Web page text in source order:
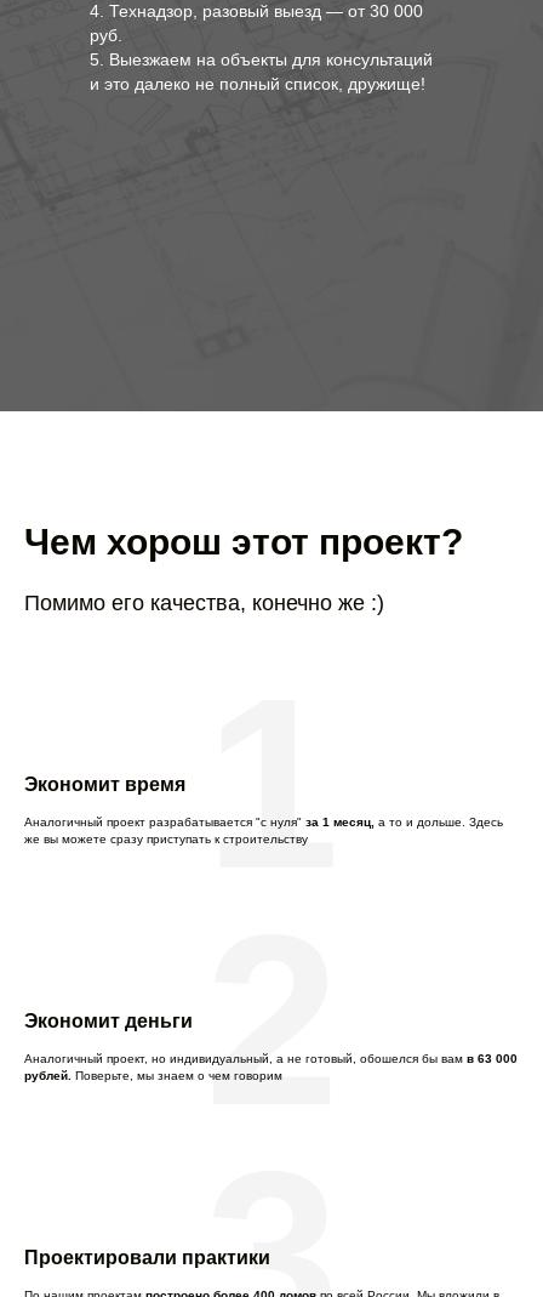
4. Технадзор, разовый выезд — от 30 000
руб.
5. Выезжаем на объекты для консультаций
и это далеко не полный список, дружище!
Чем хорош этот проект?
Помимо его качества, конечно же :)
Экономит время
Аналогичный проект разрабатывается "с нуля" за 1 месяц а то и дольше. Здесь
же вы можете сразу приступать к строительству
1
Экономит деньги
Аналогичный проект, но индивидуальный, а не готовый, обошелся бы вам в 63 000
рублей. Поверьте, мы знаем о чем говорим
2
Проектировали практики